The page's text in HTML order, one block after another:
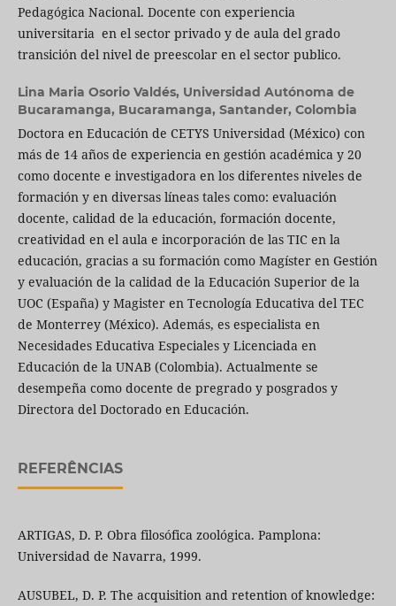
Pedagógica Nacional. Docente con experiencia
universitaria en el sector privado y de aula del grado
transición del nivel de preescolar en el sector publico.
Lina Maria Osorio Valdés, Universidad Autónoma de
Bucaramanga, Bucaramanga, Santander, Colombia
Doctora en Educación de CETYS Universidad (México) con
más de 14 años de experiencia en gestión académica y 20
como docente e investigadora en los diferentes niveles de
formación y en diversas líneas tales como: evaluación
docente, calidad de la educación, formación docente,
creatividad en el aula e incorporación de las TIC en la
educación, gracias a su formación como Magíster en Gestión
y evaluación de la calidad de la Educación Superior de la
UOC (España) y Magister en Tecnología Educativa del TEC
de Monterrey (México). Además, es especialista en
Necesidades Educativa Especiales y Licenciada en
Educación de la UNAB (Colombia). Actualmente se
desempeña como docente de pregrado y posgrados y
Directora del Doctorado en Educación.
REFERÊNCIAS
ARTIGAS, D. P. Obra filosófica zoológica. Pamplona:
Universidad de Navarra, 1999.
AUSUBEL, D. P. The acquisition and retention of knowledge: